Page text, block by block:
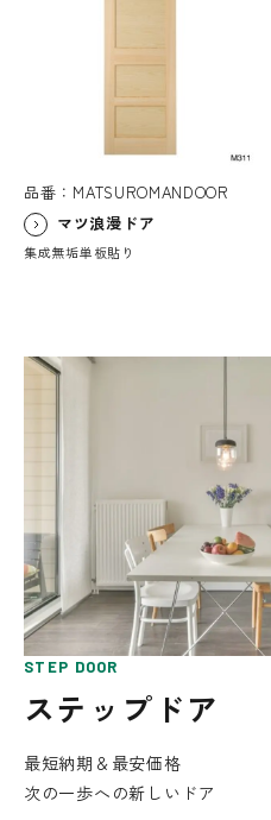
品番：MATSUROMANDOOR
マツ浪漫ドア
集成無垢単板貼り
STEP DOOR
ステップドア
最短納期＆最安価格
次の一歩への新しいドア